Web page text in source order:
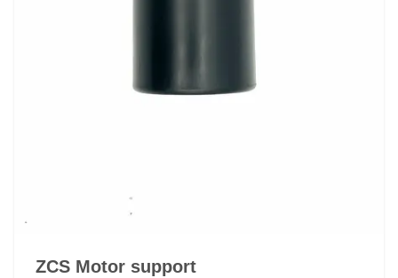
ZCS Motor support